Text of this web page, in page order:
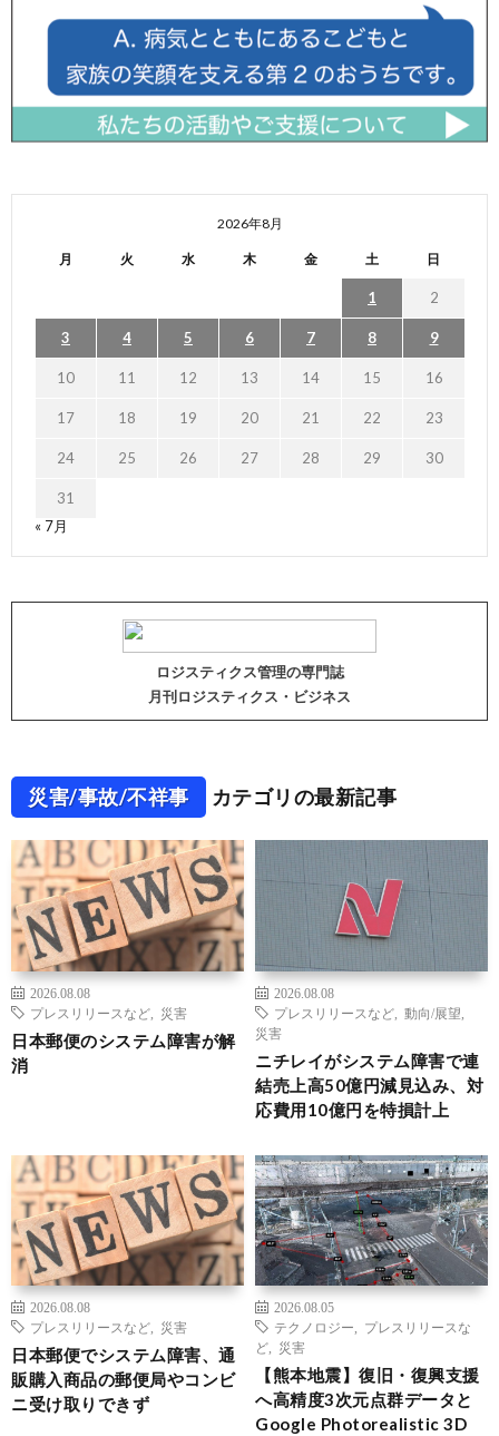
2026年8月
月 火 水 木 金 土 日
1 2
3 4 5 6 7 8 9
10 11 12 13 14 15 16
17 18 19 20 21 22 23
24 25 26 27 28 29 30
31
« 7月
ロジスティクス管理の専門誌
月刊ロジスティクス・ビジネス
災害/事故/不祥事 カテゴリの最新記事
2026.08.08
プレスリリースなど
災害
日本郵便のシステム障害が解
消
2026.08.08
プレスリリースなど
動向/展望
災害
ニチレイがシステム障害で連
結売上高50億円減見込み、対
応費用10億円を特損計上
2026.08.08
プレスリリースなど
災害
日本郵便でシステム障害、通
販購入商品の郵便局やコンビ
ニ受け取りできず
2026.08.05
テクノロジー
プレスリリースな
ど
災害
【熊本地震】復旧・復興支援
へ高精度3次元点群データと
Google Photorealistic 3D